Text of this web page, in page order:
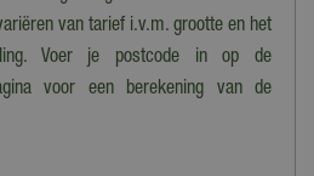
van tarief i.v.m. grootte en het
Voer je postcode in op de
voor een berekening van de